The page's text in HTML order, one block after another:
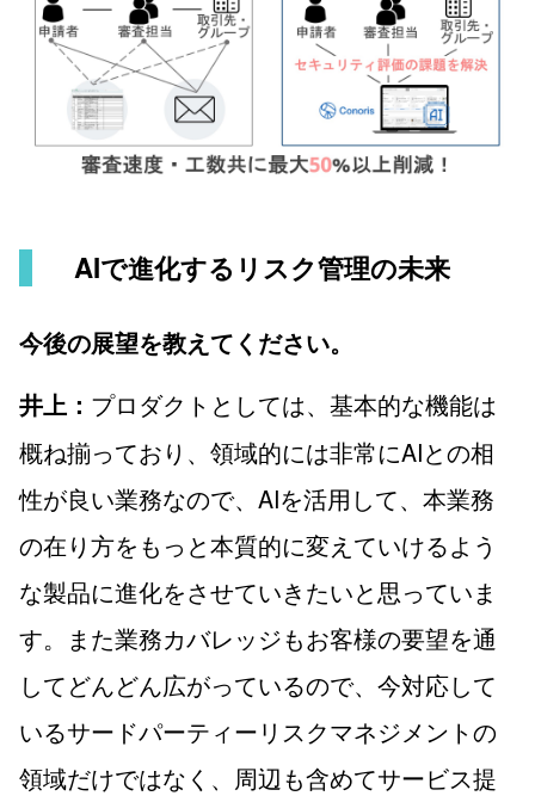
AIで進化するリスク管理の未来
今後の展望を教えてください。
井上： プロダクトとしては、基本的な機能は
概ね揃っており、領域的には非常にAIとの相
性が良い業務なので、AIを活用して、本業務
の在り方をもっと本質的に変えていけるよう
な製品に進化をさせていきたいと思っていま
す。また業務カバレッジもお客様の要望を通
してどんどん広がっているので、今対応して
いるサードパーティーリスクマネジメントの
領域だけではなく、周辺も含めてサービス提